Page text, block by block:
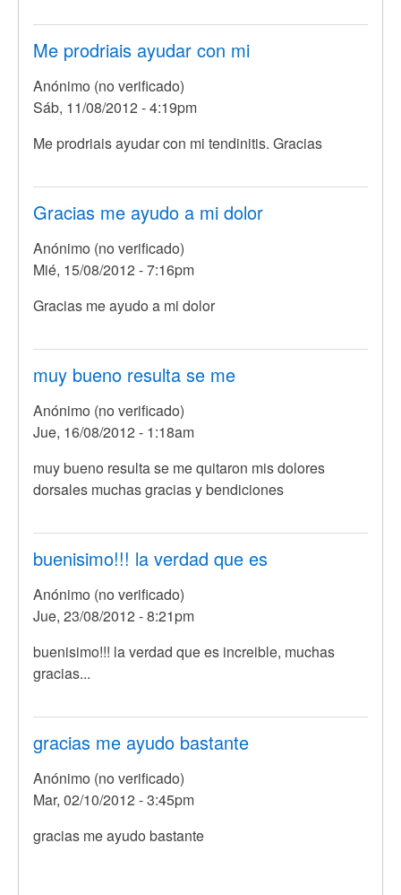
Me prodriais ayudar con mi
Anónimo (no verificado)
Sáb, 11/08/2012 - 4:19pm
Me prodriais ayudar con mi tendinitis. Gracias
Gracias me ayudo a mi dolor
Anónimo (no verificado)
Mié, 15/08/2012 - 7:16pm
Gracias me ayudo a mi dolor
muy bueno resulta se me
Anónimo (no verificado)
Jue, 16/08/2012 - 1:18am
muy bueno resulta se me quitaron mis dolores
dorsales muchas gracias y bendiciones
buenisimo!!! la verdad que es
Anónimo (no verificado)
Jue, 23/08/2012 - 8:21pm
buenisimo!!! la verdad que es increible, muchas
gracias...
gracias me ayudo bastante
Anónimo (no verificado)
Mar, 02/10/2012 - 3:45pm
gracias me ayudo bastante